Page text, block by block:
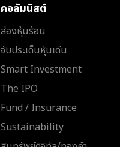
คอลัมนิสต์
ส่องหุ้นร้อน
จับประเด็นหุ้นเด่น
Smart Investment
The IPO
Fund / Insurance
Sustainability